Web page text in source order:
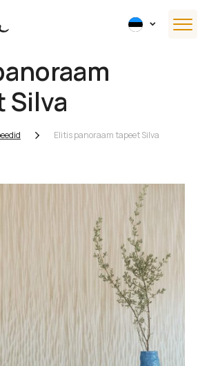
Elitis panoraam tapeet Silva